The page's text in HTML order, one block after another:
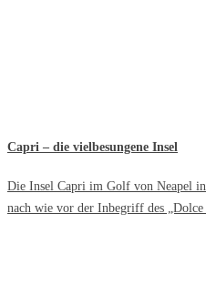
Capri – die vielbesungene Insel
Die Insel Capri im Golf von Neapel
nach wie vor der Inbegriff des „Dolce